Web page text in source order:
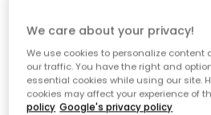
We care about your privacy!
We use cookies to personalize
our traffic. You have the right and
essential cookies while using our site.
cookies may affect your experience of
policy Google's privacy policy